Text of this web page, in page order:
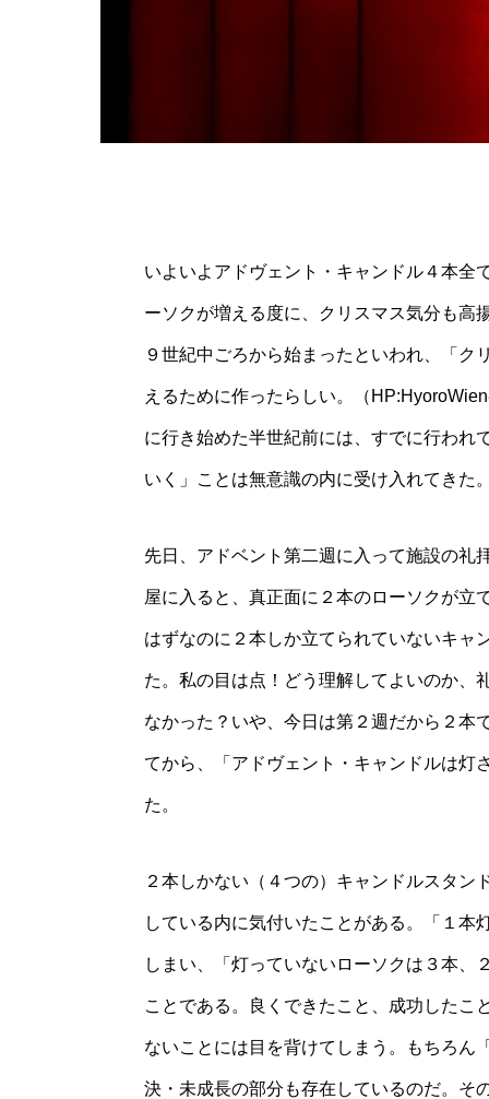
いよいよアドヴェント・キャンドル４本全
ーソクが増える度に、クリスマス気分も高
９世紀中ごろから始まったといわれ、「
えるために作ったらしい。（
に行き始めた半世紀前には、すでに行われ
いく」ことは無意識の内に受け入れてきた
先日、アドベント第二週に入って施設の礼
屋に入ると、真正面に２本のローソクが立
はずなのに２本しか立てられていないキャ
た。私の目は点！どう理解してよいのか、
なかった？いや、今日は第２週だから２本
てから、「アドヴェント・キャンドルは灯
た。
２本しかない（４つの）キャンドルスタ
している内に気付いたことがある。「１本
しまい、「灯っていないローソクは３本、
ことである。良くできたこと、成功したこ
ないことには目を背けてしまう。もちろん
決・未成長の部分も存在しているのだ。そ